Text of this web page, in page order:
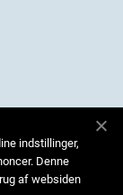
indstillinger,
Denne
af websiden